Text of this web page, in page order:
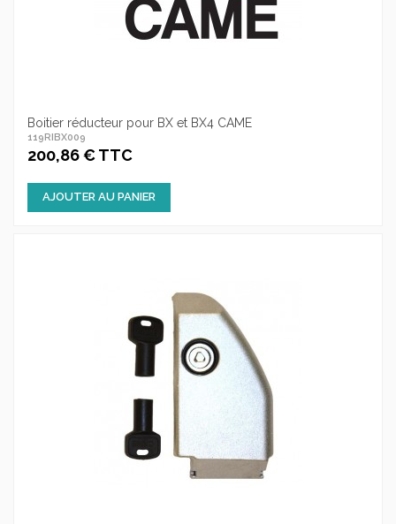
Boitier réducteur pour BX et BX4 CAME
119RIBX009
200,86 € TTC
AJOUTER AU PANIER